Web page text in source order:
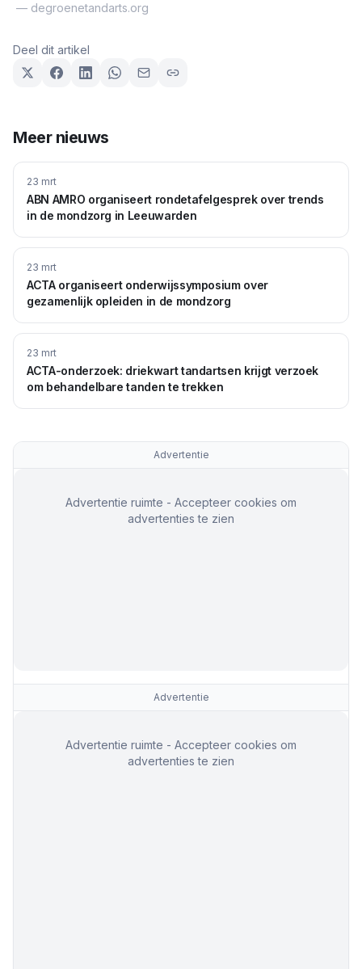
— degroenetandarts.org
Deel dit artikel
Meer nieuws
23 mrt
ABN AMRO organiseert rondetafelgesprek over trends
in de mondzorg in Leeuwarden
23 mrt
ACTA organiseert onderwijssymposium over
gezamenlijk opleiden in de mondzorg
23 mrt
ACTA-onderzoek: driekwart tandartsen krijgt verzoek
om behandelbare tanden te trekken
Advertentie
Advertentie ruimte - Accepteer cookies om
advertenties te zien
Advertentie
Advertentie ruimte - Accepteer cookies om
advertenties te zien